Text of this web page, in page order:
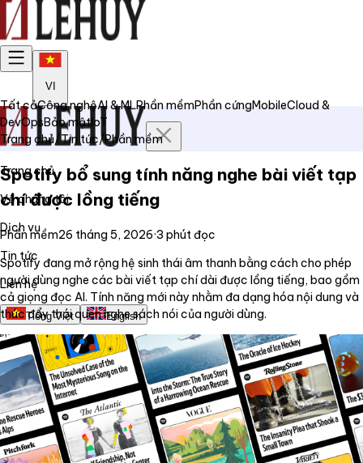
VI
Trang chủ
Về chúng tôi
Dịch vụ
Tin tức
Liên hệ
Tiếng Việt English
Tất cảCông nghệAI & MLPhần mềmPhần cứngMobileCloud &
DevOpsBảo mậtIoT
Trang chủ/Tin tức/Phần mềm
Spotify bổ sung tính năng nghe bài viết tạp
chí được lồng tiếng
Phần mềm26 tháng 5, 2026·3 phút đọc
Spotify đang mở rộng hệ sinh thái âm thanh bằng cách cho phép
người dùng nghe các bài viết tạp chí dài được lồng tiếng, bao gồm
cả giọng đọc AI. Tính năng mới này nhằm đa dạng hóa nội dung và
thúc đẩy thói quen nghe sách nói của người dùng.